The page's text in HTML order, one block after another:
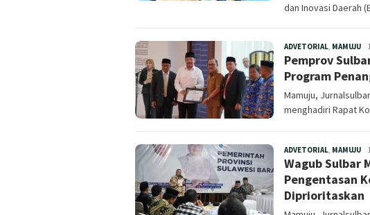
dan Inovasi Daerah
ADVETORIAL, MAMUJU
Pemprov
Program
Mamuju,
menghadiri Rapat
ADVETORIAL, MAMUJU
Wagub Sulbar
Pengentasan
Diprioritaskan